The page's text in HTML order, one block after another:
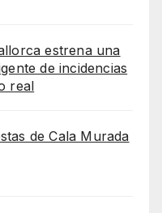
estrena una
de incidencias
real
de Cala Murada